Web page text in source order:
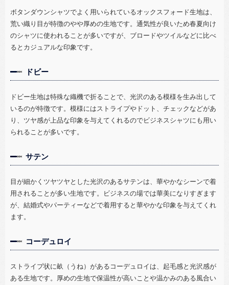
ボタンダウンシャツでよく用いられているオックスフォード生地は、
荒い織り目が特徴のやや厚めの生地です。通気性が良いため春夏向け
のシャツに使われることが多いですが、ブロードやツイルなどに比べ
るとカジュアルな印象です。
ドビー
ドビー生地は特殊な織機で折ることで、光沢のある模様を生み出して
いるのが特徴です。模様にはストライプやドット、チェックなどがあ
り、ツヤ感が上品な印象を与えてくれるのでビジネスシャツにも用い
られることが多いです。
サテン
目が細かくツヤツヤとした光沢のあるサテンは、華やかなシーンで着
用されることが多い生地です。ビジネスの場では華美になりすぎます
が、結婚式やパーティーなどで着用すると華やかな印象を与えてくれ
ます。
コーデュロイ
ストライプ状に畝（うね）があるコーデュロイは、起毛感と光沢感が
ある生地です。厚めの生地で保温性が高いことや温かみのある風合い